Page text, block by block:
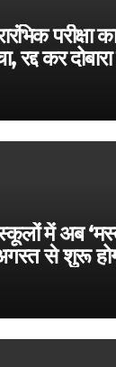
परीक्षा
रद्द कर दोबारा
में अब
से शुरू